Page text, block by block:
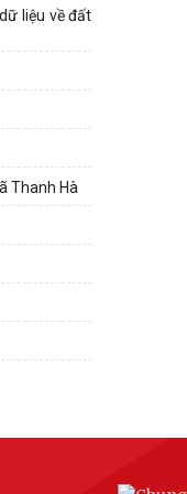
liệu về đất
Thanh Hà
Anh